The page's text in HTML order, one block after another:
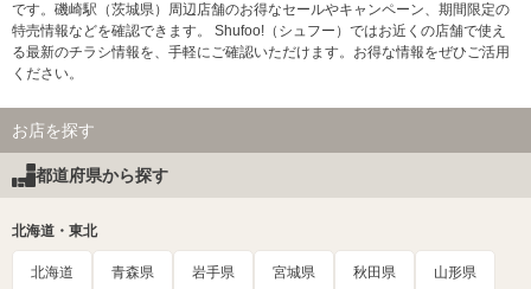
です。磯崎駅（茨城県）周辺店舗のお得なセールやキャンペーン、期間限定の
特売情報などを確認できます。 Shufoo!（シュフー）ではお近くの店舗で使え
る最新のチラシ情報を、手軽にご確認いただけます。お得な情報をぜひご活用
ください。
お店を探す
都道府県から探す
北海道・東北
北海道 青森県 岩手県 宮城県 秋田県 山形県